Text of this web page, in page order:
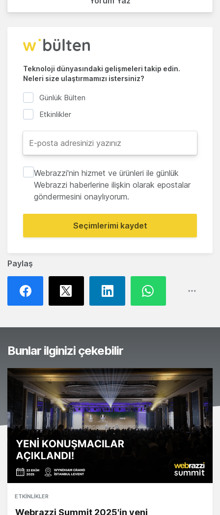
Paylaş
Teknoloji dünyasındaki gelişmeleri takip edin.
Neleri size ulaştırmamızı istersiniz?
Günlük Bülten
Etkinlikler
Webrazzi'nin hizmet ve ürünleri ile günlük
Webrazzi haberlerine ilişkin olarak epostalar
göndermesini onaylıyorum.
Seçimlerimi kaydet
Bunlar ilginizi çekebilir
ETKINLIKLER
Webrazzi Summit 2025'in yeni